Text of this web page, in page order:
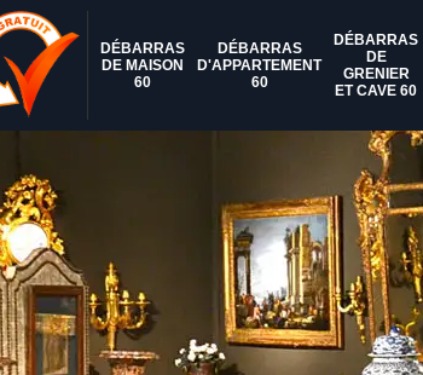
DÉBARRAS
DE MAISON
60
DÉBARRAS
D'APPARTEMENT
60
DÉBARRAS
DE
GRENIER
ET CAVE 60